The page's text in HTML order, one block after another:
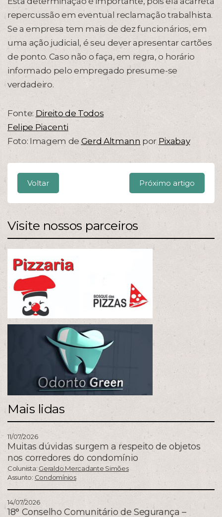
repercussão em eventual reclamação trabalhista.
Se a empresa tem mais de dez funcionários, em
uma ação judicial, é seu dever apresentar cartões
de ponto. Caso não o faça, em regra, o horário
informado pelo empregado presume-se
verdadeiro.
Fonte: Direito de Todos
Felipe Piacenti
Foto: Imagem de Gerd Altmann por Pixabay
Voltar Próximo artigo
Visite nossos parceiros
Mais lidas
11/07/2026
Muitas dúvidas surgem a respeito de objetos
nos corredores do condomínio
Colunista: Geraldo Mercadante Simões
Assunto: Condomínios
14/07/2026
18° Conselho Comunitário de Segurança –